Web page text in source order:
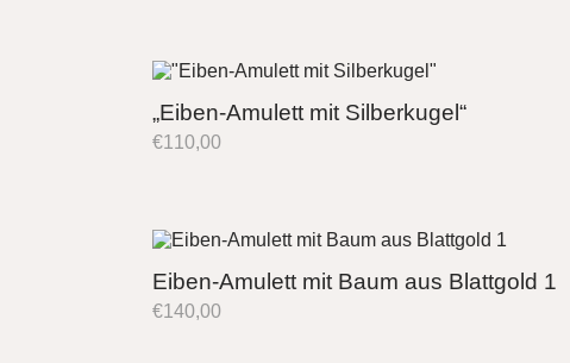
„Eiben-Amulett mit Silberkugel“
€110,00
Eiben-Amulett mit Baum aus Blattgold 1
€140,00